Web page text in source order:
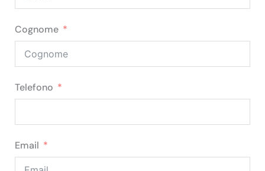
Cognome
Telefono
Email